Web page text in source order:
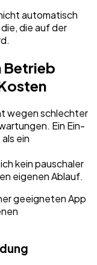
automatisch
die auf der
Betrieb
wegen schlechter
Ein Ein-
ein
kein pauschaler
eigenen Ablauf.